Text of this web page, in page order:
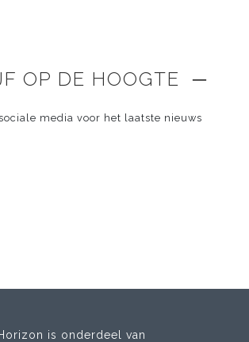
OP DE HOOGTE ─
media voor het laatste nieuws
is onderdeel van